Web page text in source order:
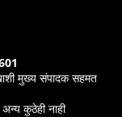
मुख्य संपादक सहमत
कुठेही नाही